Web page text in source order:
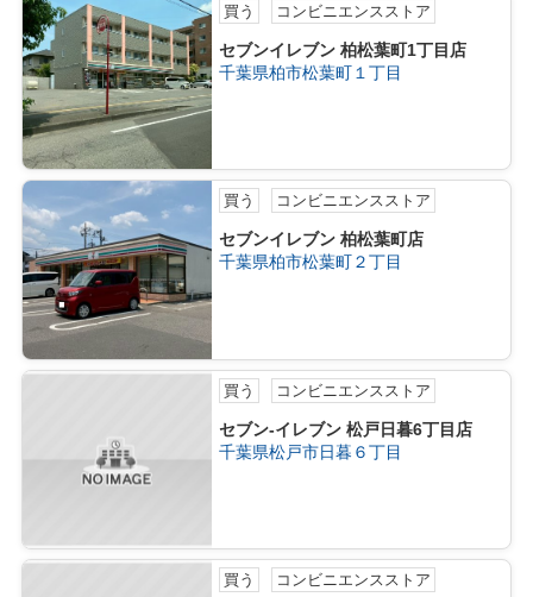
買う コンビニエンスストア
セブンイレブン 柏松葉町1丁目店
千葉県柏市松葉町１丁目
買う コンビニエンスストア
セブンイレブン 柏松葉町店
千葉県柏市松葉町２丁目
買う コンビニエンスストア
セブン‐イレブン 松戸日暮6丁目店
千葉県松戸市日暮６丁目
買う コンビニエンスストア